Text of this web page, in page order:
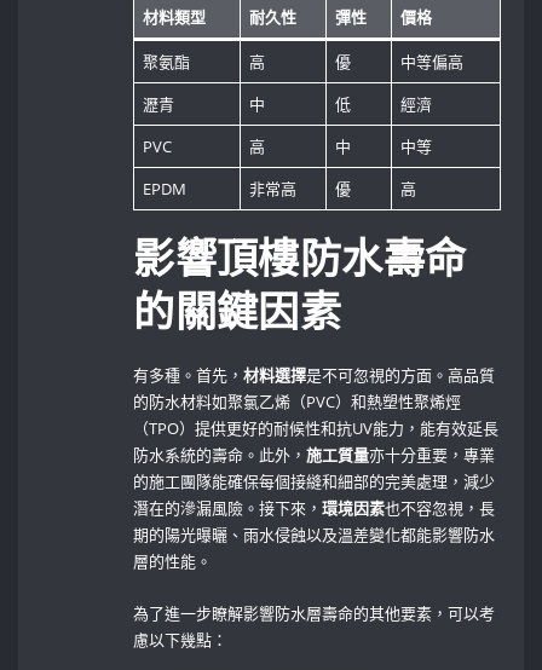
材料類型 耐久性 彈性 價格
聚氨酯 高 優
中等偏高
瀝青
中 低
經濟
PVC
高 中
中等
EPDM
非常高 優 高
影響頂樓防水壽命
的關鍵因素
有多種。首先，材料選擇是不可忽視的方面。高品質
的防水材料如聚氯乙烯（PVC）和熱塑性聚烯烴
（TPO）提供更好的耐候性和抗UV能力，能有效延長
防水系統的壽命。此外，施工質量亦十分重要，專業
的施工團隊能確保每個接縫和細部的完美處理，減少
潛在的滲漏風險。接下來，環境因素也不容忽視，長
期的陽光曝曬、雨水侵蝕以及溫差變化都能影響防水
層的性能。
為了進一步瞭解影響防水層壽命的其他要素，可以考
慮以下幾點：